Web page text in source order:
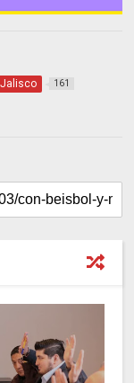
Jalisco 161